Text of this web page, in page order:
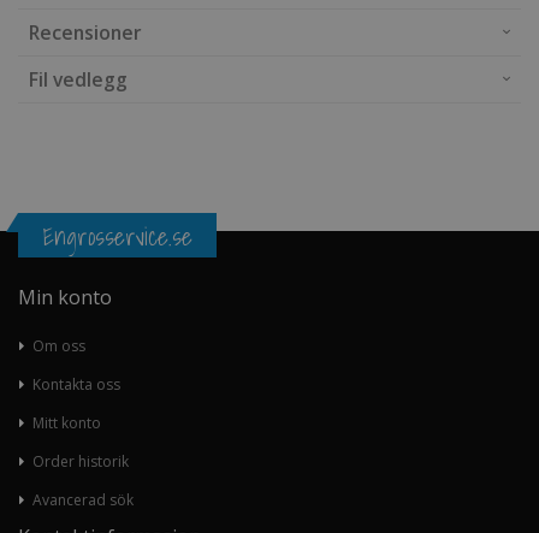
Recensioner
Fil vedlegg
Engrosservice.se
Min konto
Om oss
Kontakta oss
Mitt konto
Order historik
Avancerad sök